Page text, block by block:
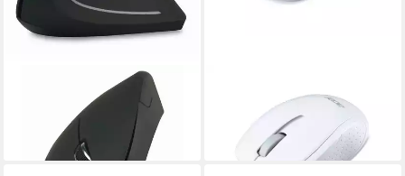
Vertical Wireless Maus Maus
ab 30,71 €
lieferbar - in 2-3 Werktagen bei dir lieferbar - in 4-5 Werktagen bei dir